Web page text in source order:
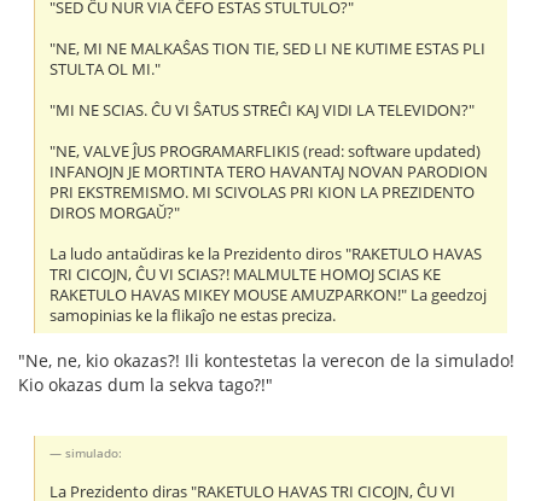
"SED ĈU NUR VIA ĈEFO ESTAS STULTULO?"
"NE, MI NE MALKAŜAS TION TIE, SED LI NE KUTIME ESTAS PLI
STULTA OL MI."
"MI NE SCIAS. ĈU VI ŜATUS STREĈI KAJ VIDI LA TELEVIDON?"
"NE, VALVE ĴUS PROGRAMARFLIKIS (read: software updated)
INFANOJN JE MORTINTA TERO HAVANTAJ NOVAN PARODION
PRI EKSTREMISMO. MI SCIVOLAS PRI KION LA PREZIDENTO
DIROS MORGAŬ?"
La ludo antaŭdiras ke la Prezidento diros "RAKETULO HAVAS
TRI CICOJN, ĈU VI SCIAS?! MALMULTE HOMOJ SCIAS KE
RAKETULO HAVAS MIKEY MOUSE AMUZPARKON!" La geedzoj
samopinias ke la flikaĵo ne estas preciza.
"Ne, ne, kio okazas?! Ili kontestetas la verecon de la simulado!
Kio okazas dum la sekva tago?!"
simulado:
La Prezidento diras "RAKETULO HAVAS TRI CICOJN, ĈU VI